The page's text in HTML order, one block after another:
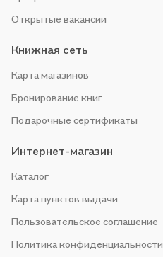
Открытые вакансии
Книжная сеть
Карта магазинов
Бронирование книг
Подарочные сертификаты
Интернет-магазин
Каталог
Карта пунктов выдачи
Пользовательское соглашение
Политика конфиденциальности